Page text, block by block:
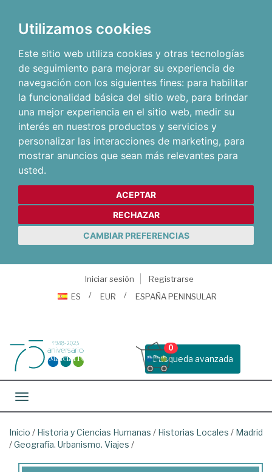
Utilizamos cookies
Este sitio web utiliza cookies y otras tecnologías
de seguimiento para mejorar su experiencia de
navegación con los siguientes fines: para habilitar
la funcionalidad básica del sitio web, para brindar
una mejor experiencia en el sitio web, medir su
interés en nuestros productos y servicios y
personalizar las interacciones de marketing, para
mostrar anuncios que sean más relevantes para
usted.
ACEPTAR
RECHAZAR
CAMBIAR PREFERENCIAS
Iniciar sesión
Registrarse
ES
EUR ESPAÑA PENINSULAR
Busqueda avanzada
0
Toggle navigation
Inicio / Historia y Ciencias Humanas / Historias Locales / Madrid
/Geografía. Urbanismo. Viajes /